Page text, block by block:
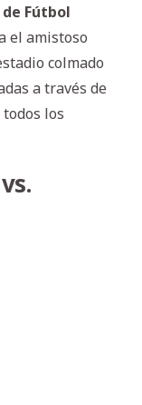
Fútbol
el amistoso
colmado
a través de
los